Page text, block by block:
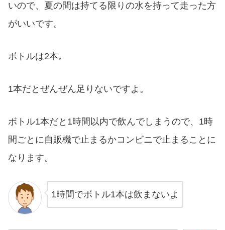
いので、夏の間は持てる限りの水を持って走った方
がいいです。
ボトルは2本。
1本だとぜんぜん足りないですよ。
ボトル1本だと1時間以内で飲んでしまうので、1時
間ごとに自販機で止まるかコンビニで止まることに
なります。
1時間でボトル1本は飲まないよ